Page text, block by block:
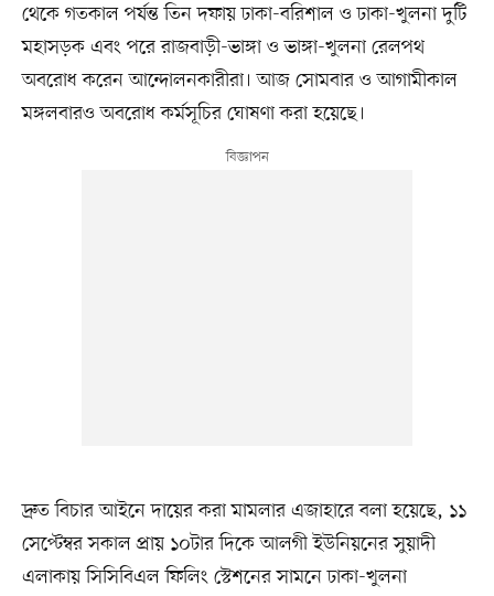
থেকে গতকাল পর্যন্ত তিন দফায় ঢাকা-বরিশাল ও ঢাকা-খুলনা দুটি
মহাসড়ক এবং পরে রাজবাড়ী-ভাঙ্গা ও ভাঙ্গা-খুলনা রেলপথ
অবরোধ করেন আন্দোলনকারীরা। আজ সোমবার ও আগামীকাল
মঙ্গলবারও অবরোধ কর্মসূচির ঘোষণা করা হয়েছে।
দ্রুত বিচার আইনে দায়ের করা মামলার এজাহারে বলা হয়েছে, ১১
সেপ্টেম্বর সকাল প্রায় ১০টার দিকে আলগী ইউনিয়নের সুয়াদী
এলাকায় সিসিবিএল ফিলিং স্টেশনের সামনে ঢাকা-খুলনা